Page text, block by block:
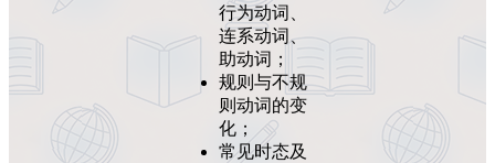
行为动词、
连系动词、
助动词；
规则与不规
则动词的变
化；
常见时态及